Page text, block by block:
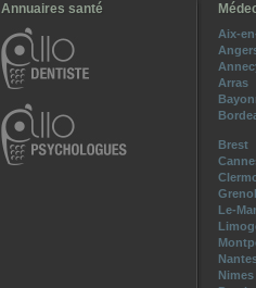
Annuaires santé
Aix-
Arras
Brest
Le-
Nimes